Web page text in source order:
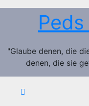
Zum
"Glaube denen, die
denen, die sie